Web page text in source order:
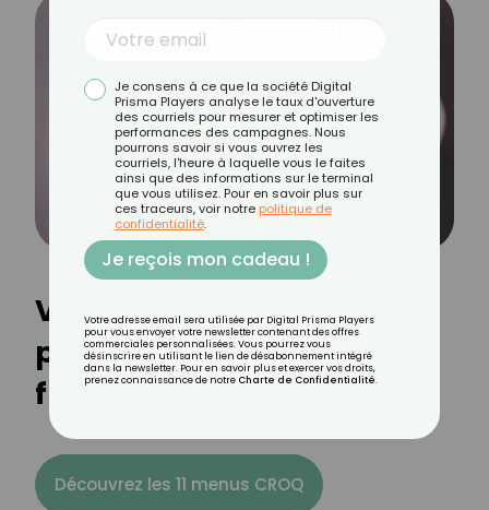
Vrai-Faux sur l’ASMR : ce
phénomène qui fait
frissonner
Découvrez les 11 menus CROQ
Je consens à ce que la société Digital
Prisma Players analyse le taux d'ouverture
des courriels pour mesurer et optimiser les
performances des campagnes. Nous
pourrons savoir si vous ouvrez les
courriels, l'heure à laquelle vous le faites
ainsi que des informations sur le terminal
que vous utilisez. Pour en savoir plus sur
ces traceurs, voir notre politique de
confidentialité.
Je reçois mon cadeau !
Votre adresse email sera utilisée par Digital Prisma Players
pour vous envoyer votre newsletter contenant des offres
commerciales personnalisées. Vous pourrez vous
désinscrire en utilisant le lien de désabonnement intégré
dans la newsletter. Pour en savoir plus et exercer vos droits,
prenez connaissance de notre Charte de Confidentialité.